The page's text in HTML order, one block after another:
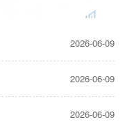
2026-06-09
2026-06-09
2026-06-09